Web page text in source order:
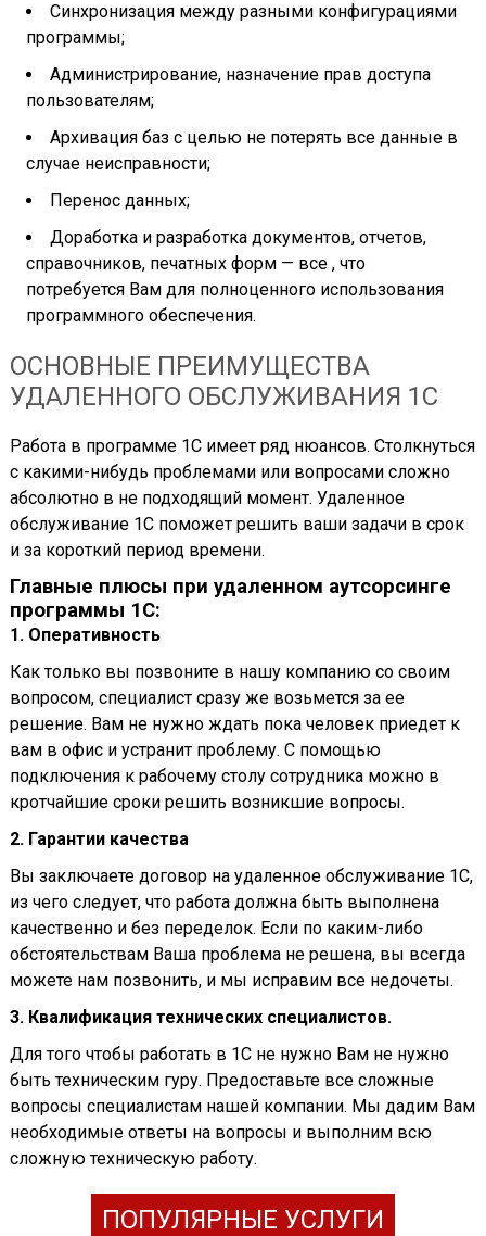
Синхронизация между разными конфигурациями
программы;
Администрирование, назначение прав доступа
пользователям;
Архивация баз с целью не потерять все данные в
случае неисправности;
Перенос данных;
Доработка и разработка документов, отчетов,
справочников, печатных форм — все , что
потребуется Вам для полноценного использования
программного обеспечения.
ОСНОВНЫЕ ПРЕИМУЩЕСТВА
УДАЛЕННОГО ОБСЛУЖИВАНИЯ 1С
Работа в программе 1С имеет ряд нюансов. Столкнуться
с какими-нибудь проблемами или вопросами сложно
абсолютно в не подходящий момент. Удаленное
обслуживание 1С поможет решить ваши задачи в срок
и за короткий период времени.
Главные плюсы при удаленном аутсорсинге
программы 1С:
1. Оперативность
Как только вы позвоните в нашу компанию со своим
вопросом, специалист сразу же возьмется за ее
решение. Вам не нужно ждать пока человек приедет к
вам в офис и устранит проблему. С помощью
подключения к рабочему столу сотрудника можно в
кротчайшие сроки решить возникшие вопросы.
2. Гарантии качества
Вы заключаете договор на удаленное обслуживание 1С,
из чего следует, что работа должна быть выполнена
качественно и без переделок. Если по каким-либо
обстоятельствам Ваша проблема не решена, вы всегда
можете нам позвонить, и мы исправим все недочеты.
3. Квалификация технических специалистов.
Для того чтобы работать в 1С не нужно Вам не нужно
быть техническим гуру. Предоставьте все сложные
вопросы специалистам нашей компании. Мы дадим Вам
необходимые ответы на вопросы и выполним всю
сложную техническую работу.
ПОПУЛЯРНЫЕ УСЛУГИ